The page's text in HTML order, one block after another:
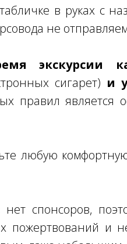
в руках с
не
экскурсии
сигарет) и
правил является
любую
спонсоров,
и